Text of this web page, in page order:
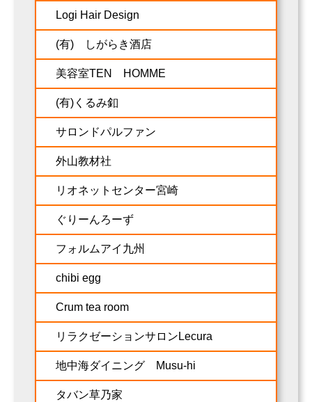
Logi Hair Design
(有) しがらき酒店
美容室TEN HOMME
(有)くるみ釦
サロンドパルファン
外山教材社
リオネットセンター宮崎
ぐりーんろーず
フォルムアイ九州
chibi egg
Crum tea room
リラクゼーションサロンLecura
地中海ダイニング Musu-hi
タバン草乃家